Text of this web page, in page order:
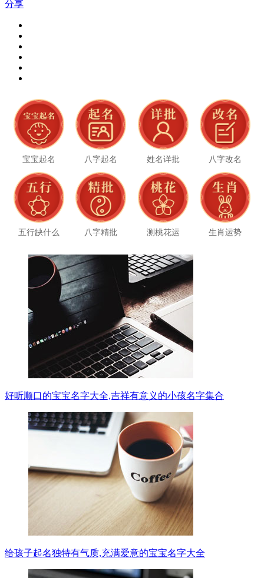
分享
宝宝起名 八字起名 姓名详批 八字改名
五行缺什么 八字精批 测桃花运 生肖运势
好听顺口的宝宝名字大全,吉祥有意义的小孩名字集合
给孩子起名独特有气质,充满爱意的宝宝名字大全